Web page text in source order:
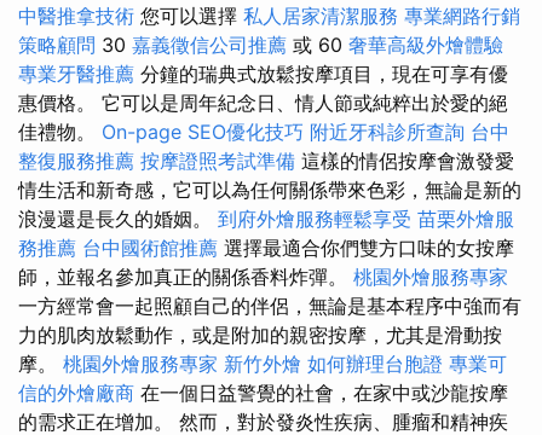
中醫推拿技術 您可以選擇 私人居家清潔服務 專業網路行銷
策略顧問 30 嘉義徵信公司推薦 或 60 奢華高級外燴體驗
專業牙醫推薦 分鐘的瑞典式放鬆按摩項目，現在可享有優
惠價格。 它可以是周年紀念日、情人節或純粹出於愛的絕
佳禮物。 On-page SEO優化技巧 附近牙科診所查詢 台中
整復服務推薦 按摩證照考試準備 這樣的情侶按摩會激發愛
情生活和新奇感，它可以為任何關係帶來色彩，無論是新的
浪漫還是長久的婚姻。 到府外燴服務輕鬆享受 苗栗外燴服
務推薦 台中國術館推薦 選擇最適合你們雙方口味的女按摩
師，並報名參加真正的關係香料炸彈。 桃園外燴服務專家
一方經常會一起照顧自己的伴侶，無論是基本程序中強而有
力的肌肉放鬆動作，或是附加的親密按摩，尤其是滑動按
摩。 桃園外燴服務專家 新竹外燴 如何辦理台胞證 專業可
信的外燴廠商 在一個日益警覺的社會，在家中或沙龍按摩
的需求正在增加。 然而，對於發炎性疾病、腫瘤和精神疾